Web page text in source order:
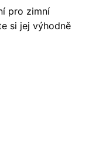
pro zimní
si jej výhodně